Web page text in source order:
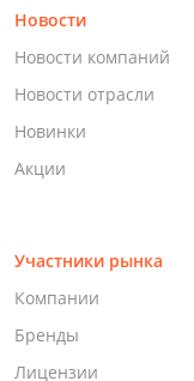
Новости
Новости компаний
Новости отрасли
Новинки
Акции
Участники рынка
Компании
Бренды
Лицензии